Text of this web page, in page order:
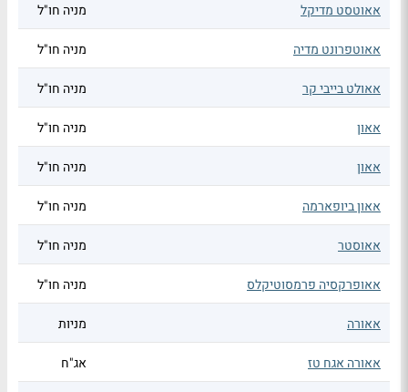
אאוטסט מדיקל מניה חו"ל
אאוטפרונט מדיה מניה חו"ל
אאולט בייבי קר מניה חו"ל
אאון מניה חו"ל
אאון מניה חו"ל
אאון ביופארמה מניה חו"ל
אאוסטר מניה חו"ל
אאופרקסיה פרמסוטיקלס מניה חו"ל
אאורה מניות
אאורה אגח טז אג"ח